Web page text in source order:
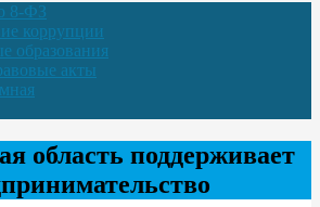
8-ФЗ
коррупции
образования
акты
область поддерживает